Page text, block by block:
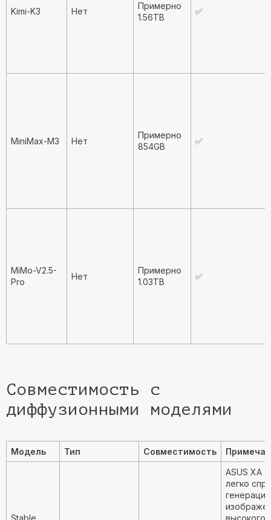
Kimi-K3 Нет
Примерно
1.56TB
✅
MiniMax-M3 Нет
Примерно
854GB
✅
MiMo-V2.5-
Pro
Нет
Примерно
1.03TB
✅
Совместимость с
диффузионными моделями
Модель Тип Совместимость
Stable
ASUS XA
легко
высокого